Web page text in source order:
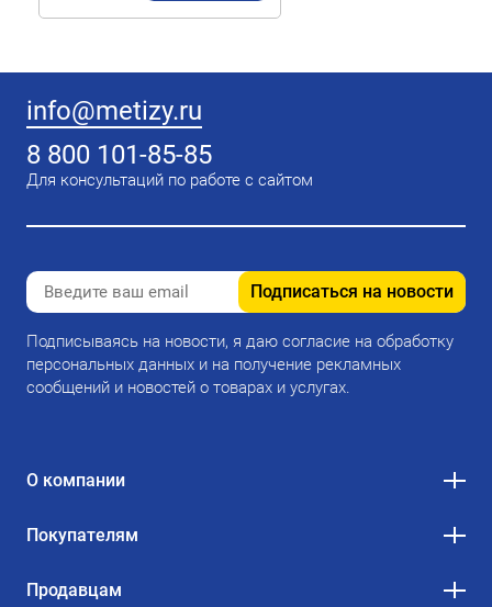
info@metizy.ru
8 800 101-85-85
Для консультаций по работе с сайтом
Подписаться на новости
Подписываясь на новости, я даю согласие на обработку
персональных данных и на получение рекламных
сообщений и новостей о товарах и услугах.
О компании
Покупателям
Продавцам